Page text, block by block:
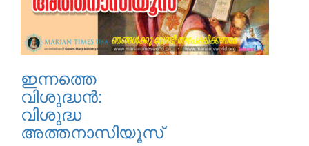
ഇന്നത്തെ
വിശുദ്ധന്‍:
വിശുദ്ധ
അത്തനാസിയൂസ്